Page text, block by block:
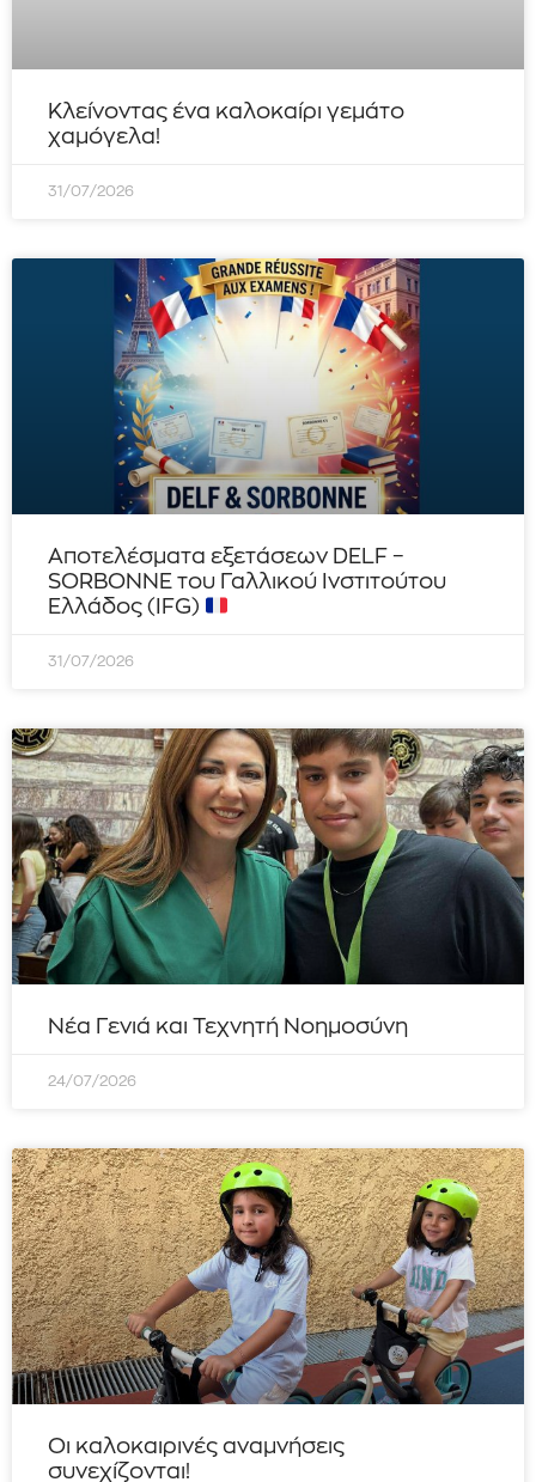
Κλείνοντας ένα καλοκαίρι γεμάτο
χαμόγελα!
31/07/2026
Αποτελέσματα εξετάσεων DELF –
SORBONNE του Γαλλικού Ινστιτούτου
Ελλάδος (IFG)
31/07/2026
Νέα Γενιά και Τεχνητή Νοημοσύνη
24/07/2026
Οι καλοκαιρινές αναμνήσεις
συνεχίζονται!